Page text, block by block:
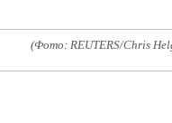
(Фото: REUTERS/Chris